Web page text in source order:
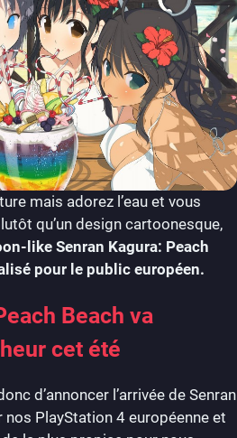
mais adorez l’eau et vous
qu’un design cartoonesque,
like Senran Kagura: Peach
pour le public européen.
Beach va
cet été
d’annoncer l’arrivée de Senran
nos PlayStation 4 européenne et